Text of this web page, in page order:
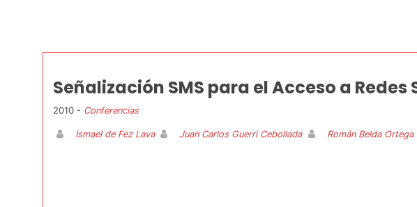
Señalización SMS para el Acceso a Redes
2010 - Conferencias
Ismael de Fez Lava Juan Carlos Guerri Cebollada Román Belda Ortega